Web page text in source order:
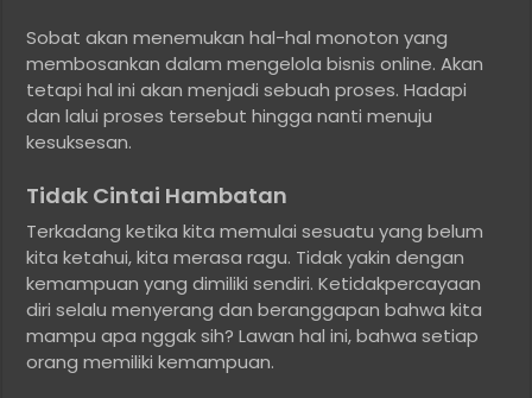
Sobat akan menemukan hal-hal monoton yang
membosankan dalam mengelola bisnis online. Akan
tetapi hal ini akan menjadi sebuah proses. Hadapi
dan lalui proses tersebut hingga nanti menuju
kesuksesan.
Tidak Cintai Hambatan
Terkadang ketika kita memulai sesuatu yang belum
kita ketahui, kita merasa ragu. Tidak yakin dengan
kemampuan yang dimiliki sendiri. Ketidakpercayaan
diri selalu menyerang dan beranggapan bahwa kita
mampu apa nggak sih? Lawan hal ini, bahwa setiap
orang memiliki kemampuan.